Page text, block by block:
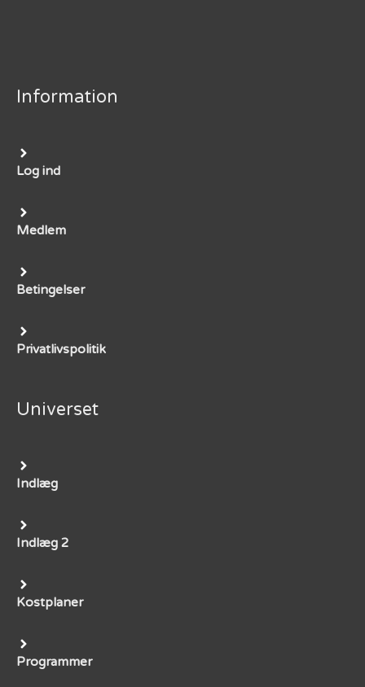
Information
Log ind
Medlem
Betingelser
Privatlivspolitik
Universet
Indlæg
Indlæg 2
Kostplaner
Programmer